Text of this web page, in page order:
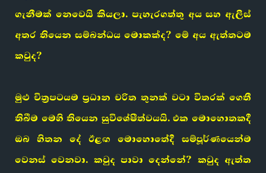
ගැනීමක් නෙවෙයි කියලා. පැහැරගත්තු අය සහ ඇලිස්
අතර තියෙන සම්බන්ධය මොකක්ද? මේ අය ඇත්තටම
කවුද?
මුළු චිත්‍රපටයම ප්‍රධාන චරිත තුනක් වටා විතරක් ගෙතී
තිබීම මෙහි තියෙන සුවිශේෂීත්වයයි. එක මොහොතකදී
ඔබ හිතන දේ ඊළඟ මොහොතේදී සම්පූර්ණයෙන්ම
වෙනස් වෙනවා. කවුද පාවා දෙන්නේ? කවුද ඇත්ත